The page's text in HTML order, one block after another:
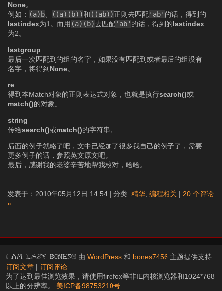
None。
例如： (a)b ((a)(b))和 ((ab))正则去匹配'ab' 的话，得到的
lastindex为1。而用 (a)(b)去匹配'ab' 的话，得到的lastindex
为2。
lastgroup
最后一次匹配到的组的名字，如果没有匹配到或者最后的组没有
名字，将得到None。
re
得到本Match对象的正则表达式对象，也就是执行search()或
match()的对象。
string
传给search()或match()的字符串。
后面的例子就略了吧，文中已经加了很多我自己的例子了，需要
更多例子的话，参照英文原文吧。
最后，感谢我的老婆辛苦地帮我校对，哈哈。
发表于：2010年05月12日 14:54 | 分类: 精华 编程相关 | 20 个评论
»
I am LAZY bones? 由WordPress 和 bones7456 主题提供支持.
订阅文章 |订阅评论
为了达到最佳浏览效果，请使用firefox等非IE内核浏览器和1024*768
以上的分辨率。 美ICP备98753210号